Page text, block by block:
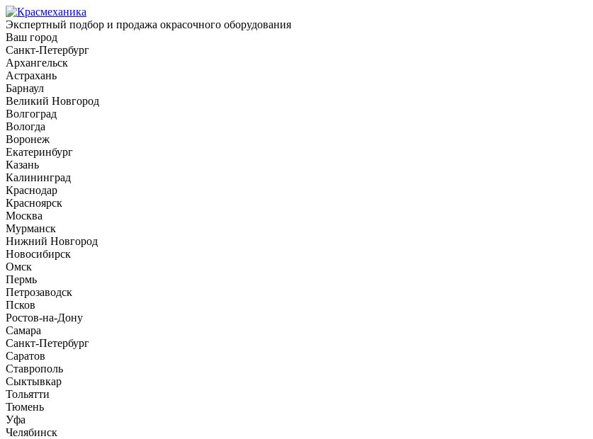
Экспертный подбор и продажа окрасочного оборудования
Ваш город
Санкт-Петербург
Архангельск
Астрахань
Барнаул
Великий Новгород
Волгоград
Вологда
Воронеж
Екатеринбург
Казань
Калининград
Краснодар
Красноярск
Москва
Мурманск
Нижний Новгород
Новосибирск
Омск
Пермь
Петрозаводск
Псков
Ростов-на-Дону
Самара
Санкт-Петербург
Саратов
Ставрополь
Сыктывкар
Тольятти
Тюмень
Уфа
Челябинск